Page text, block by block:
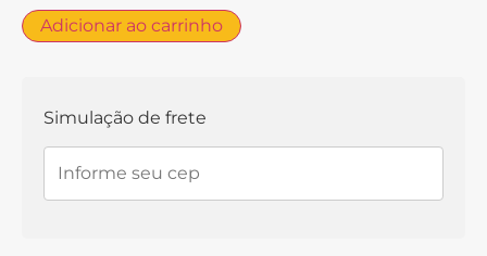
Adicionar ao carrinho
Simulação de frete